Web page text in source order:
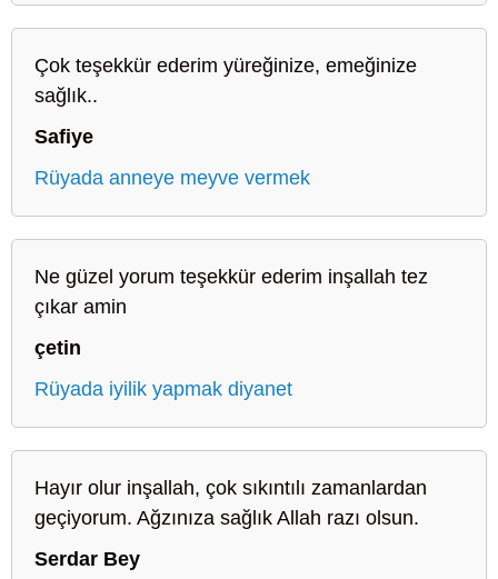
Çok teşekkür ederim yüreğinize, emeğinize
sağlık..
Safiye
Rüyada anneye meyve vermek
Ne güzel yorum teşekkür ederim inşallah tez
çıkar amin
çetin
Rüyada iyilik yapmak diyanet
Hayır olur inşallah, çok sıkıntılı zamanlardan
geçiyorum. Ağzınıza sağlık Allah razı olsun.
Serdar Bey